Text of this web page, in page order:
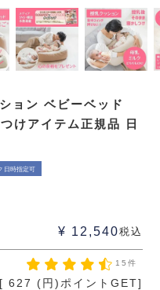
ョン ベビーベッド
けアイテム正規品 日
日時指定可
¥ 12,540税込
15件
[ 627
(円)ポイントGET]